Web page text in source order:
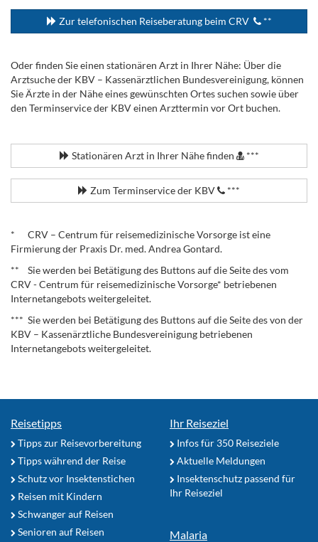
Zur telefonischen Reiseberatung beim CRV **
Oder finden Sie einen stationären Arzt in Ihrer Nähe: Über die
Arztsuche der KBV – Kassenärztlichen Bundesvereinigung, können
Sie Ärzte in der Nähe eines gewünschten Ortes suchen sowie über
den Terminservice der KBV einen Arzttermin vor Ort buchen.
Stationären Arzt in Ihrer Nähe finden ***
Zum Terminservice der KBV ***
* CRV – Centrum für reisemedizinische Vorsorge ist eine
Firmierung der Praxis Dr. med. Andrea Gontard.
** Sie werden bei Betätigung des Buttons auf die Seite des vom
CRV - Centrum für reisemedizinische Vorsorge* betriebenen
Internetangebots weitergeleitet.
*** Sie werden bei Betätigung des Buttons auf die Seite des von der
KBV – Kassenärztliche Bundesvereinigung betriebenen
Internetangebots weitergeleitet.
Reisetipps
Tipps zur Reisevorbereitung
Tipps während der Reise
Schutz vor Insektenstichen
Reisen mit Kindern
Schwanger auf Reisen
Senioren auf Reisen
Ihr Reiseziel
Infos für 350 Reiseziele
Aktuelle Meldungen
Insektenschutz passend für
Ihr Reiseziel
Malaria